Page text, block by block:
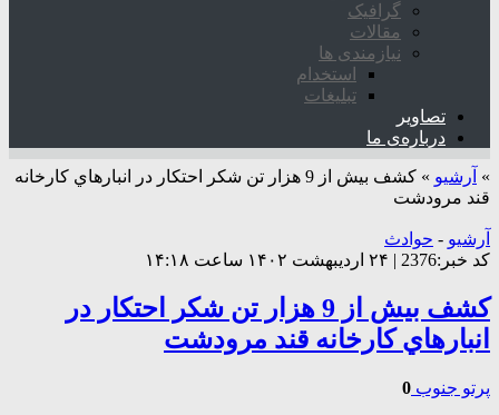
گرافیک
مقالات
نیازمندی ها
استخدام
تبلیغات
تصاویر
درباره‌ی ما
» آرشیو »
کشف بيش از 9 هزار تن شکر احتکار در انبارهاي كارخانه
قند مرودشت
آرشیو - حوادث
کد خبر:2376 | ۲۴ اردیبهشت ۱۴۰۲ ساعت ۱۴:۱۸
کشف بيش از 9 هزار تن شکر احتکار در
انبارهاي كارخانه قند مرودشت
پرتو جنوب 0